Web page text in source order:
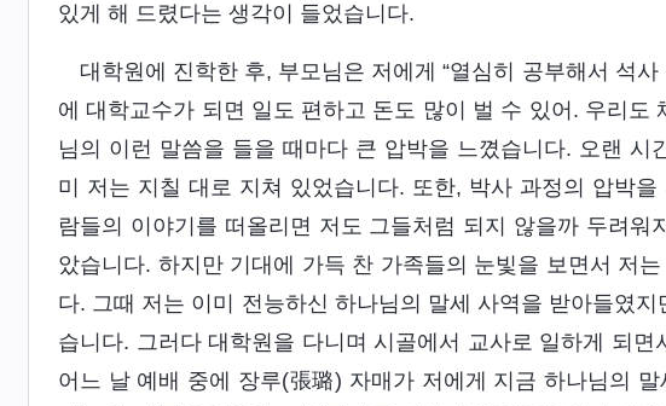
있게 해 드렸다는 생각이 들었습니다.
대학원에 진학한 후, 부모님은 저에게 “열심히 공부해서 석
에 대학교수가 되면 일도 편하고 돈도 많이 벌 수 있어. 우리도
님의 이런 말씀을 들을 때마다 큰 압박을 느꼈습니다. 오랜 시
미 저는 지칠 대로 지쳐 있었습니다. 또한, 박사 과정의 압박
람들의 이야기를 떠올리면 저도 그들처럼 되지 않을까 두려
았습니다. 하지만 기대에 가득 찬 가족들의 눈빛을 보면서 저
다. 그때 저는 이미 전능하신 하나님의 말세 사역을 받아들였
습니다. 그러다 대학원을 다니며 시골에서 교사로 일하게 되
어느 날 예배 중에 장루(張璐) 자매가 저에게 지금 하나님의